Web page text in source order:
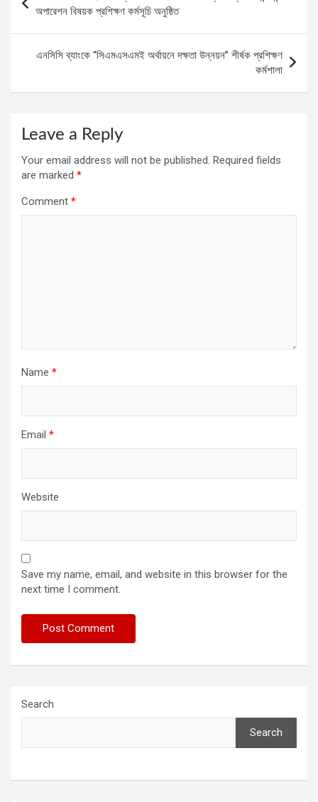
navigation
অপারেশন বিষয়ক প্রশিক্ষণ কর্মসূচি অনুষ্ঠিত
এনসিসি ব্যাংকে “সিএমএসএমই অর্থায়নে দক্ষতা উন্নয়ন” শীর্ষক প্রশিক্ষণ
কর্মশালা
Leave a Reply
Your email address will not be published. Required fields
are marked *
Comment *
Name *
Email *
Website
Save my name, email, and website in this browser for the
next time I comment.
Search
Search